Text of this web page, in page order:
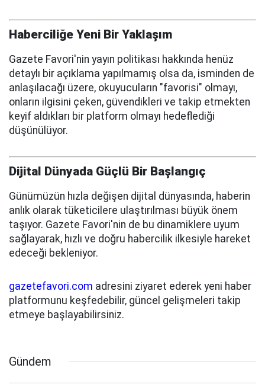
Haberciliğe Yeni Bir Yaklaşım
Gazete Favori'nin yayın politikası hakkında henüz
detaylı bir açıklama yapılmamış olsa da, isminden de
anlaşılacağı üzere, okuyucuların "favorisi" olmayı,
onların ilgisini çeken, güvendikleri ve takip etmekten
keyif aldıkları bir platform olmayı hedeflediği
düşünülüyor.
Dijital Dünyada Güçlü Bir Başlangıç
Günümüzün hızla değişen dijital dünyasında, haberin
anlık olarak tüketicilere ulaştırılması büyük önem
taşıyor. Gazete Favori'nin de bu dinamiklere uyum
sağlayarak, hızlı ve doğru habercilik ilkesiyle hareket
edeceği bekleniyor.
gazetefavori.com adresini ziyaret ederek yeni haber
platformunu keşfedebilir, güncel gelişmeleri takip
etmeye başlayabilirsiniz.
Gündem